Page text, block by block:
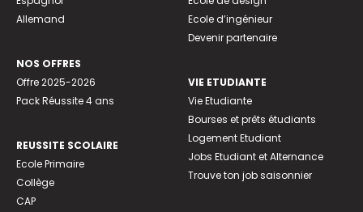
Allemand
NOS OFFRES
Offre 2025-2026
Pack Réussite 4 ans
REUSSITE SCOLAIRE
Ecole Primaire
Collège
CAP
Ecole d’ingénieur
Devenir partenaire
VIE ETUDIANTE
Vie Etudiante
Bourses et prêts étudiants
Logement Etudiant
Jobs Etudiant et Alternance
Trouve ton job saisonnier